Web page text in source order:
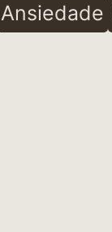
Ansiedade